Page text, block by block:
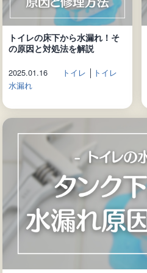
トイレの床下から水漏れ！そ
の原因と対処法を解説
2025.01.16 トイレ │ トイレ
水漏れ